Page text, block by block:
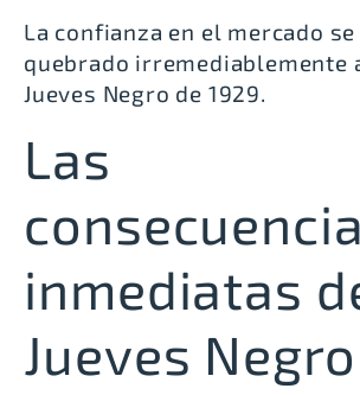
La confianza en el mercado se
quebrado irremediablemente
Jueves Negro de 1929.
Las
inmediatas
Jueves Negro